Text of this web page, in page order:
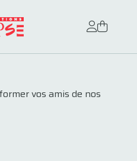
vos amis de nos